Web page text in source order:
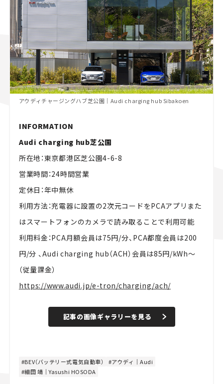
アウディチャージングハブ芝公園｜Audi charging hub Sibakoen
INFORMATION
Audi charging hub芝公園
所在地：東京都港区芝公園4-6-8
営業時間：24時間営業
定休日：年中無休
利用方法：充電器に設置の2次元コードをPCAアプリまた
はスマートフォンのカメラで読み取ることで利用可能
利用料金：PCA月額会員は75円/分、PCA都度会員は200
円/分 、Audi charging hub（ACH）会員は85円/kWh～
（従量課金）
https://www.audi.jp/e-tron/charging/ach/
記事の画像ギャラリーを見る
BEV（バッテリー式電気自動車）
アウディ｜Audi
細田 靖｜Yasushi HOSODA